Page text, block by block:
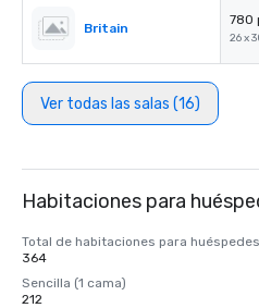
Britain
780
26 x
Ver todas las salas (16)
Habitaciones para
Total de habitaciones para huéspedes
364
Sencilla (1 cama)
212